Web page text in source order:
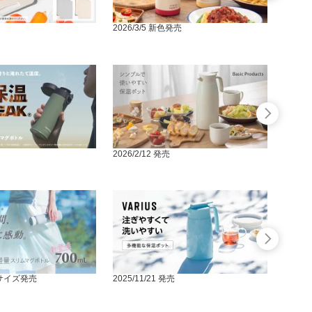
2026/3/5 新色発売
2026/2/12 発売
イズ発売 2025/11/21 発売